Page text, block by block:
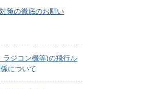
策の徹底のお願い
ラジコン機等)の飛行ル
について